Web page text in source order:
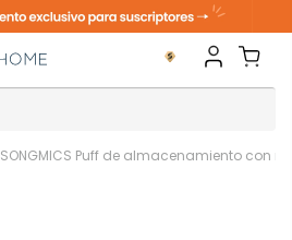
SONGMICS Puff de almacenamiento con